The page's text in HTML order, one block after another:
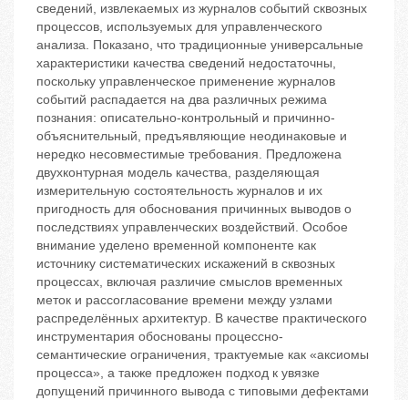
сведений, извлекаемых из журналов событий сквозных
процессов, используемых для управленческого
анализа. Показано, что традиционные универсальные
характеристики качества сведений недостаточны,
поскольку управленческое применение журналов
событий распадается на два различных режима
познания: описательно-контрольный и причинно-
объяснительный, предъявляющие неодинаковые и
нередко несовместимые требования. Предложена
двухконтурная модель качества, разделяющая
измерительную состоятельность журналов и их
пригодность для обоснования причинных выводов о
последствиях управленческих воздействий. Особое
внимание уделено временной компоненте как
источнику систематических искажений в сквозных
процессах, включая различие смыслов временных
меток и рассогласование времени между узлами
распределённых архитектур. В качестве практического
инструментария обоснованы процессно-
семантические ограничения, трактуемые как «аксиомы
процесса», а также предложен подход к увязке
допущений причинного вывода с типовыми дефектами